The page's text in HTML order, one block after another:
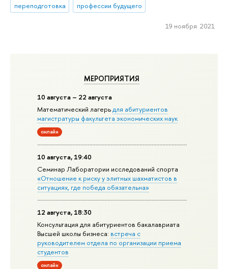
МЕРОПРИЯТИЯ
10 августа – 22 августа
Математический лагерьдля абитуриентов
магистратуры факультета экономических наук
онлайн
10 августа, 19:40
Семинар Лаборатории исследований спорта
«Отношение к риску у элитных шахматистов в
ситуациях, где победа обязательна»
12 августа, 18:30
Консультация для абитуриентов бакалавриата
Высшей школы бизнеса: встреча с
руководителем отдела по организации приема
студентов
онлайн
переподготовка
профессии будущего
19 ноября 2021